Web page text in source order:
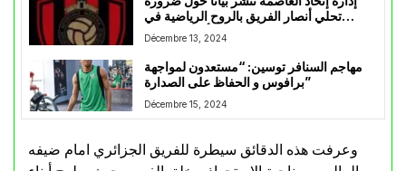
تحلي أنصار الفريق بالروح الرياضية في
مواجهة أسيك ميموزا
Décembre 13, 2024
مهاجم السنافر توسين: “مستعدون لمواجهة
برافوس و الحفاظ على الصدارة”
Décembre 15, 2024
وعرفت هذه الدقائق سيطرة للفريق الجزائري امام ضيفه